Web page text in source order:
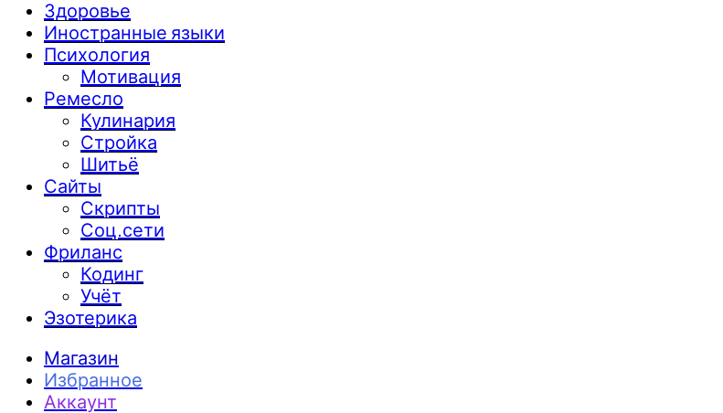
Здоровье
Иностранные языки
Психология
Мотивация
Ремесло
Кулинария
Стройка
Шитьё
Сайты
Скрипты
Соц.сети
Фриланс
Кодинг
Учёт
Эзотерика
Магазин
Избранное
Аккаунт